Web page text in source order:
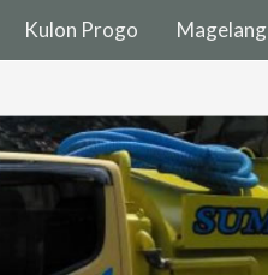
Kulon Progo Magelang